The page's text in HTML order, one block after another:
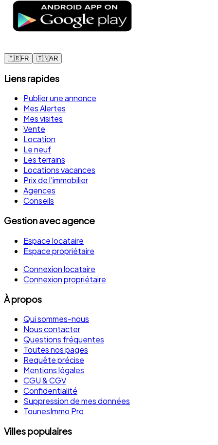
🇫🇷FR 🇹🇳AR
Liens rapides
Publier une annonce
Mes Alertes
Mes visites
Vente
Location
Le neuf
Les terrains
Locations vacances
Prix de l'immobilier
Agences
Conseils
Gestion avec agence
Espace locataire
Espace propriétaire
Connexion locataire
Connexion propriétaire
À propos
Qui sommes-nous
Nous contacter
Questions fréquentes
Toutes nos pages
Requête précise
Mentions légales
CGU & CGV
Confidentialité
Suppression de mes données
TounesImmo Pro
Villes populaires